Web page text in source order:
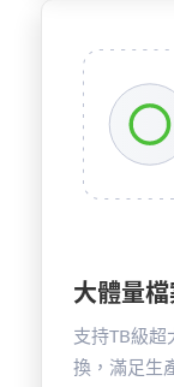
大體量
支持TB級
換，滿足生